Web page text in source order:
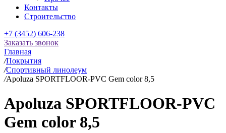
Контакты
Строительство
+7 (3452) 606-238
Заказать звонок
Главная
/Покрытия
/Спортивный линолеум
/Apoluza SPORTFLOOR-PVC Gem color 8,5
Apoluza SPORTFLOOR-PVC
Gem color 8,5